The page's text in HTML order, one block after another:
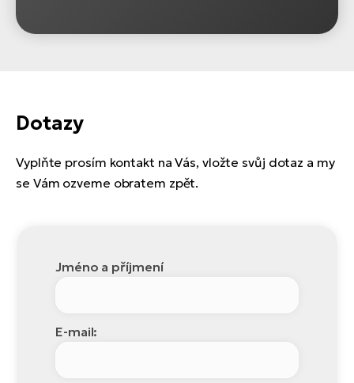
Dotazy
Vyplňte prosím kontakt na Vás, vložte svůj dotaz a my
se Vám ozveme obratem zpět.
Jméno a příjmení
E-mail: